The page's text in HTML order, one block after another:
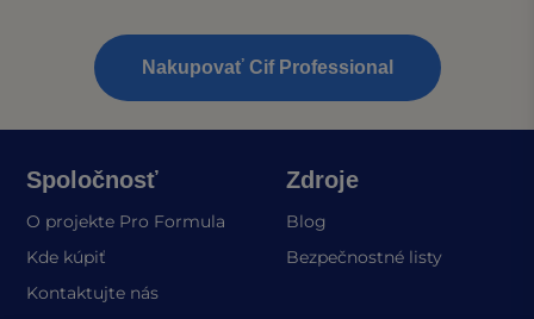
Nakupovať Cif Professional
Spoločnosť
O projekte Pro Formula
Kde kúpiť
Kontaktujte nás
Zdroje
Blog
Bezpečnostné listy